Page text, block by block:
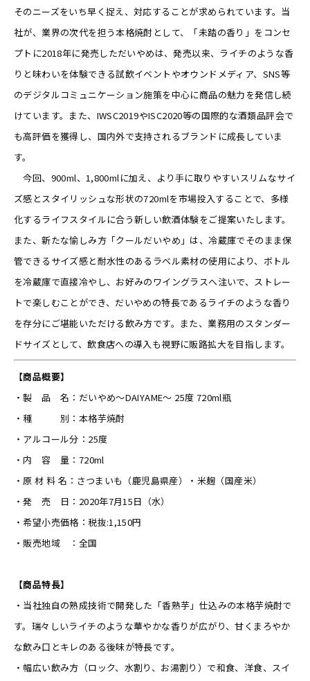
そのニーズをいち早く捉え、対応することが求められています。当
社が、業界の次代を担う本格焼酎として、「未踏の香り」をコンセ
プトに2018年に発売しただいやめは、発売以来、ライチのような香
りと味わいを体験できる試飲イベントやオウンドメディア、SNS等
のデジタルコミュニケーション施策を中心に商品の魅力を発信し続
けています。また、IWSC2019やISC2020等の国際的な酒類品評会で
も高評価を獲得し、国内外で支持されるブランドに成長していま
す。
今回、900ml、1,800mlに加え、より手に取りやすいスリムなサイ
ズ感とスタイリッシュな形状の720mlを市場投入することで、多様
化するライフスタイルに合う新しい飲酒体験をご提案いたします。
また、新たな愉しみ方「クールだいやめ」は、冷蔵庫でそのまま保
管できるサイズ感と耐水性のあるラベル素材の使用により、ボトル
を冷蔵庫で直接冷やし、お好みのワイングラスへ注いで、ストレー
トで楽しむことができ、だいやめの特長であるライチのような香り
を存分にご堪能いただける飲み方です。また、業務用のスタンダー
ドサイズとして、飲食店への導入も視野に販路拡大を目指します。
【商品概要】
・製 品 名：だいやめ～DAIYAME～ 25度 720ml瓶
・種 別：本格芋焼酎
・アルコール分：25度
・内 容 量：720ml
・原 材 料 名：さつまいも（鹿児島県産）・米麹（国産米）
・発 売 日：2020年7月15日（水）
・希望小売価格：税抜:1,150円
・販売地域 ：全国
【商品特長】
・当社独自の熟成技術で開発した「香熟芋」仕込みの本格芋焼酎で
す。瑞々しいライチのような華やかな香りが広がり、甘くまろやか
な飲み口とキレのある後味が特長です。
・幅広い飲み方（ロック、水割り、お湯割り）で和食、洋食、スイ